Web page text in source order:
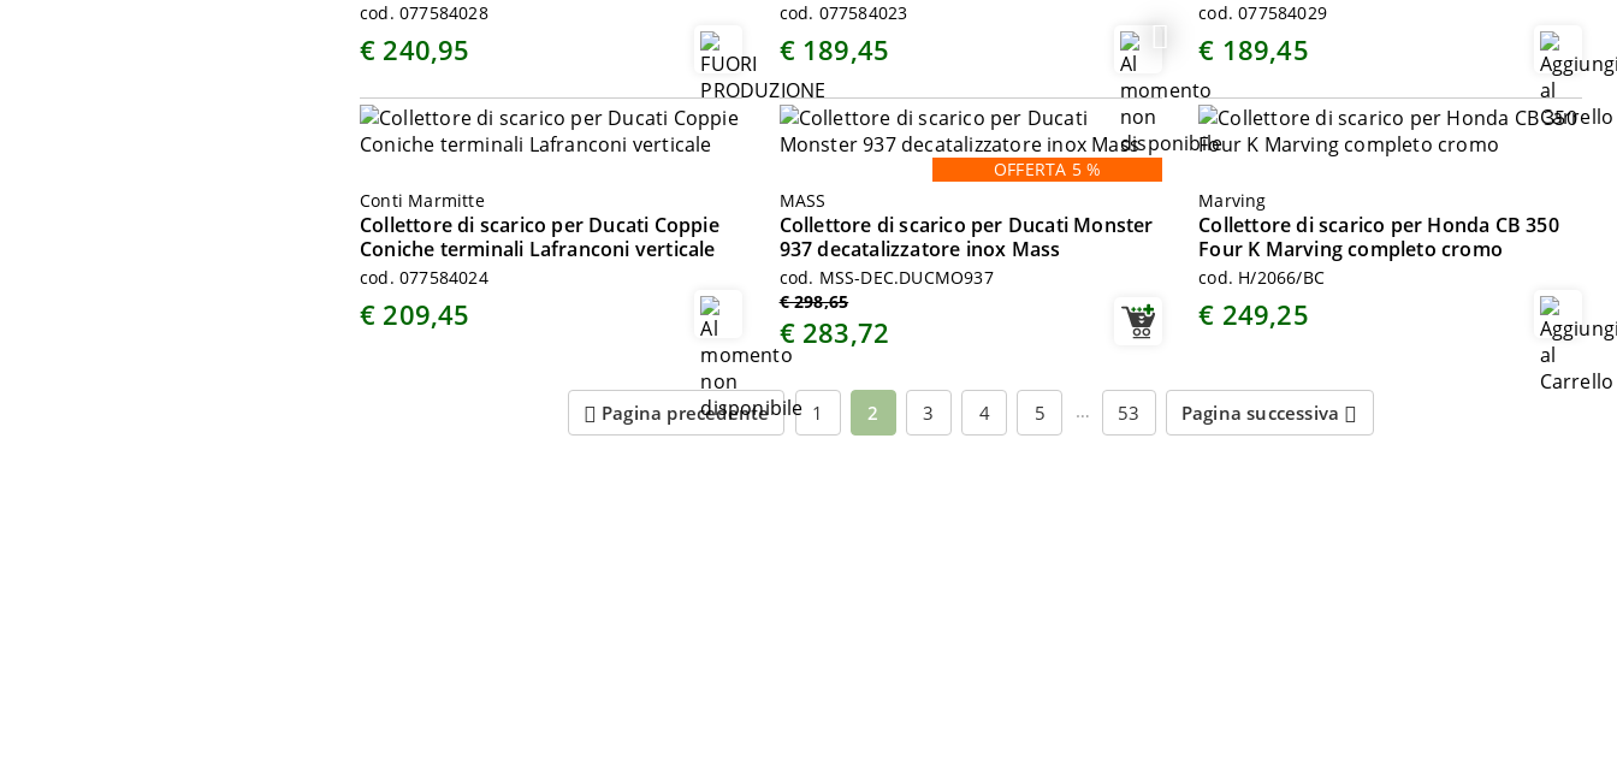
cod. 077584028
€ 240,95
cod. 077584023
€ 189,45
cod. 077584029
€ 189,45
Conti Marmitte
Collettore di scarico per Ducati Coppie
Coniche terminali Lafranconi verticale
cod. 077584024
€ 209,45
OFFERTA 5 %
MASS
Collettore di scarico per Ducati Monster
937 decatalizzatore inox Mass
cod. MSS-DEC.DUCMO937
€ 298,65
€ 283,72
Marving
Collettore di scarico per Honda CB 350
Four K Marving completo cromo
cod. H/2066/BC
€ 249,25
Pagina precedente 1 2 3 4 5 … 53 Pagina successiva